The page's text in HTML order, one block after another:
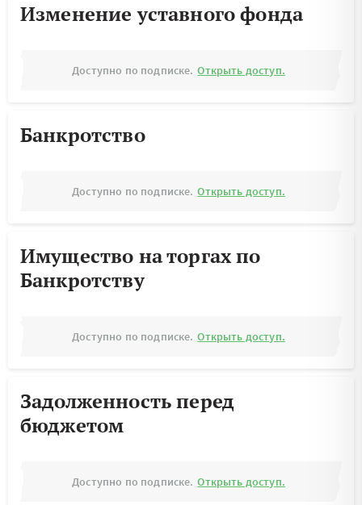
Изменение уставного фонда
Доступно по подписке. Открыть доступ.
Банкротство
Доступно по подписке. Открыть доступ.
Имущество на торгах по
Банкротству
Доступно по подписке. Открыть доступ.
Задолженность перед
бюджетом
Доступно по подписке. Открыть доступ.